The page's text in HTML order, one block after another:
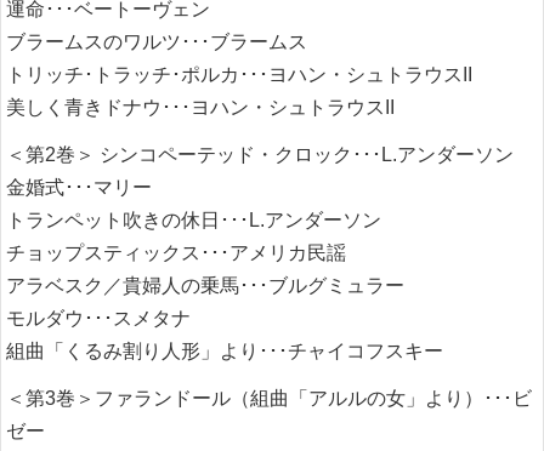
運命･･･ベートーヴェン
ブラームスのワルツ･･･ブラームス
トリッチ･トラッチ･ポルカ･･･ヨハン・シュトラウスII
美しく青きドナウ･･･ヨハン・シュトラウスII
＜第2巻＞ シンコペーテッド・クロック･･･L.アンダーソン
金婚式･･･マリー
トランペット吹きの休日･･･L.アンダーソン
チョップスティックス･･･アメリカ民謡
アラベスク／貴婦人の乗馬･･･ブルグミュラー
モルダウ･･･スメタナ
組曲「くるみ割り人形」より･･･チャイコフスキー
＜第3巻＞ファランドール（組曲「アルルの女」より）･･･ビ
ゼー